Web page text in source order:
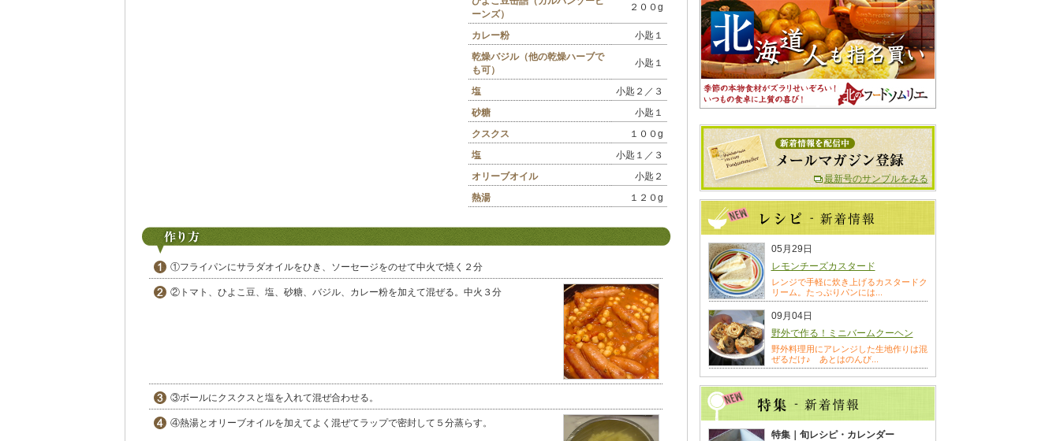
ーンズ）
２００g
カレー粉
小匙１
乾燥バジル（他の乾燥ハーブで
も可）
小匙１
塩
小匙２／３
砂糖
小匙１
クスクス
１００g
塩
小匙１／３
オリーブオイル
小匙２
熱湯
１２０g
①フライパンにサラダオイルをひき、ソーセージをのせて中火で焼く２分
②トマト、ひよこ豆、塩、砂糖、バジル、カレー粉を加えて混ぜる。中火３分
③ボールにクスクスと塩を入れて混ぜ合わせる。
④熱湯とオリーブオイルを加えてよく混ぜてラップで密封して５分蒸らす。
最新号のサンプルをみる
05月29日
レモンチーズカスタード
レンジで手軽に炊き上げるカスタードク
リーム。たっぷりパンには...
09月04日
野外で作る！ミニバームクーヘン
野外料理用にアレンジした生地作りは混
ぜるだけ♪ あとはのんび...
特集｜旬レシピ・カレンダー